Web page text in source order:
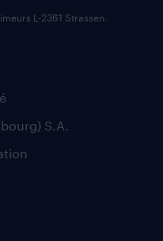
S.A.
L-2361 Strassen.